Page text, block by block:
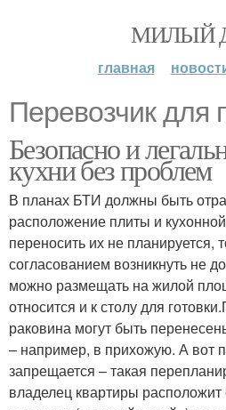
МИЛЫЙ
главная
Перевозчик для
Безопасно и
кухни без проблем
В планах БТИ должны быть
расположение плиты и
переносить их не планируется,
согласованием возникнуть не
можно размещать на жилой
относится и к столу для
раковина могут быть
– например, в прихожую. А вот
запрещается – такая
владелец квартиры